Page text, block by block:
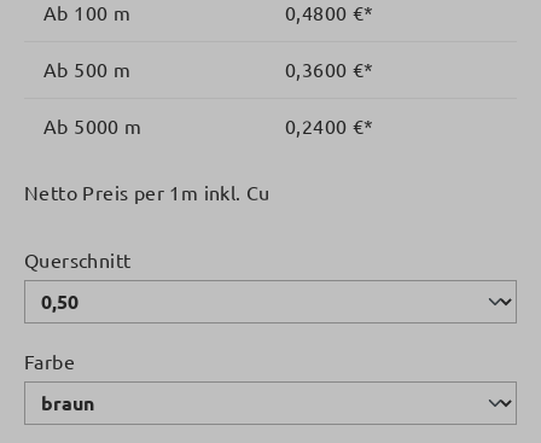
Ab 100 m 0,4800 €*
Ab 500 m 0,3600 €*
Ab 5000 m 0,2400 €*
Netto Preis per 1m inkl. Cu
Querschnittauswählen
Farbe